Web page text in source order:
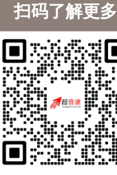
扫码了解更多